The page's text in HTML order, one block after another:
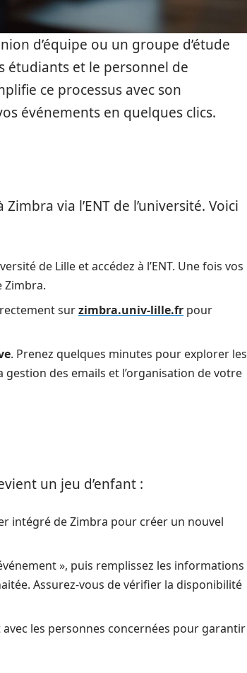
d’équipe ou un groupe d’étude
étudiants et le personnel de
ce processus avec son
événements en quelques clics.
via l’ENT de l’université. Voici
de Lille et accédez à l’ENT. Une fois vos
Zimbra.
surzimbra.univ-lille.fr pour
. Prenez quelques minutes pour explorer les
des emails et l’organisation de votre
un jeu d’enfant :
intégré de Zimbra pour créer un nouvel
», puis remplissez les informations
Assurez-vous de vérifier la disponibilité
les personnes concernées pour garantir